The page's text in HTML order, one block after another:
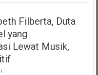
Serahkan
Operasional
Dua
LMK
Produser
Fonogram
Filberta, Duta
yang
Lewat Musik,
pada